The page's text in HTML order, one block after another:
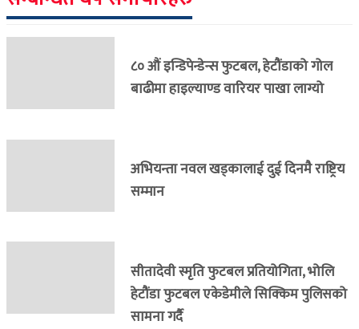
८० औं इन्डिपेन्डेन्स फुटबल, हेटौंडाको गोल
बाढीमा हाइल्याण्ड वारियर पाखा लाग्यो
अभियन्ता नवल खड्कालाई दुई दिनमै राष्ट्रिय
सम्मान
सीतादेवी स्मृति फुटबल प्रतियोगिता, भोलि
हेटौंडा फुटबल एकेडेमीले सिक्किम पुलिसको
सामना गर्दै